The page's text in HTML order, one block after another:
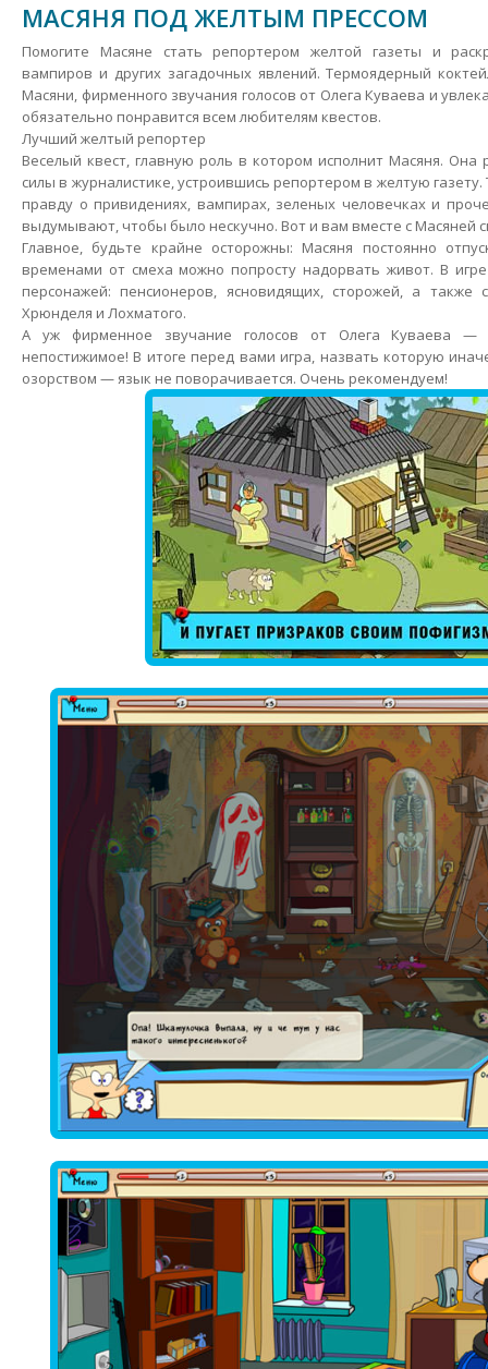
МАСЯНЯ ПОД ЖЕЛТЫМ ПРЕССОМ
Помогите Масяне стать репортером желтой газеты и
вампиров и других загадочных явлений. Термоядерный
Масяни, фирменного звучания голосов от Олега Куваева и
обязательно понравится всем любителям квестов.
Лучший желтый репортер
Веселый квест, главную роль в котором исполнит Масяня.
силы в журналистике, устроившись репортером в желтую
правду о привидениях, вампирах, зеленых человечках и
выдумывают, чтобы было нескучно. Вот и вам вместе с Масяней
Главное, будьте крайне осторожны: Масяня постоянно
временами от смеха можно попросту надорвать живот. В
персонажей: пенсионеров, ясновидящих, сторожей, а
Хрюнделя и Лохматого.
А уж фирменное звучание голосов от Олега Куваева —
непостижимое! В итоге перед вами игра, назвать которую
озорством — язык не поворачивается. Очень рекомендуем!